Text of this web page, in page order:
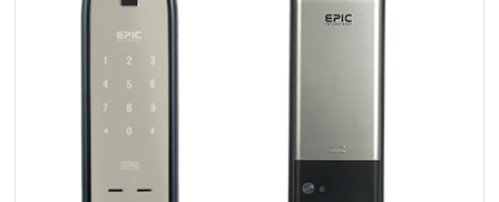
辅助锁
玻璃型